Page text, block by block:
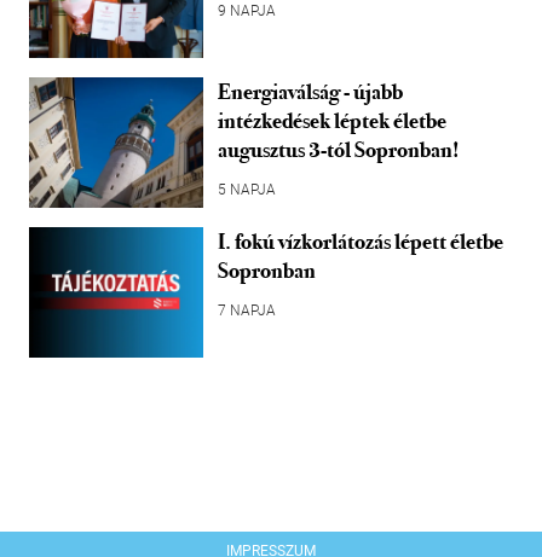
9 NAPJA
Energiaválság - újabb
intézkedések léptek életbe
augusztus 3-tól Sopronban!
5 NAPJA
I. fokú vízkorlátozás lépett életbe
Sopronban
7 NAPJA
IMPRESSZUM